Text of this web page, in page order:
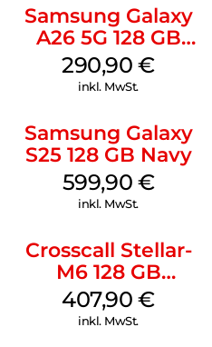
Samsung Galaxy
A26 5G 128 GB
Mint
290,90€
inkl. MwSt.
Samsung Galaxy
S25 128 GB Navy
599,90 €
inkl. MwSt.
Crosscall Stellar-
M6 128 GB
Schwarz
407,90€
inkl. MwSt.